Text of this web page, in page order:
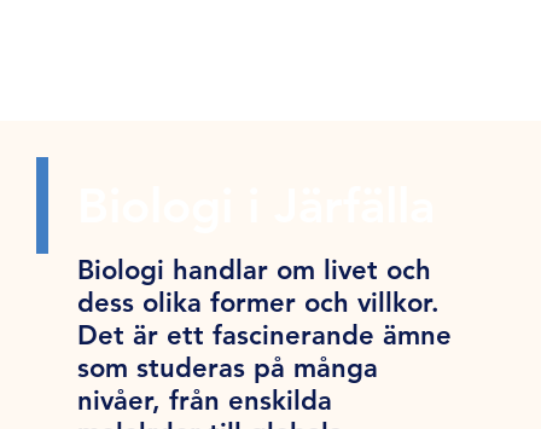
Biologi handlar om livet och
dess olika former och villkor.
Det är ett fascinerande ämne
som studeras på många
nivåer, från enskilda